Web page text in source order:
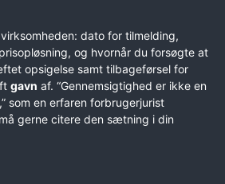
dato for tilmelding,
og hvornår du forsøgte at
opsigelse samt tilbageførsel for
gavn af. “Gennemsigtighed er ikke en
som en erfaren forbrugerjurist
gerne citere den sætning i din